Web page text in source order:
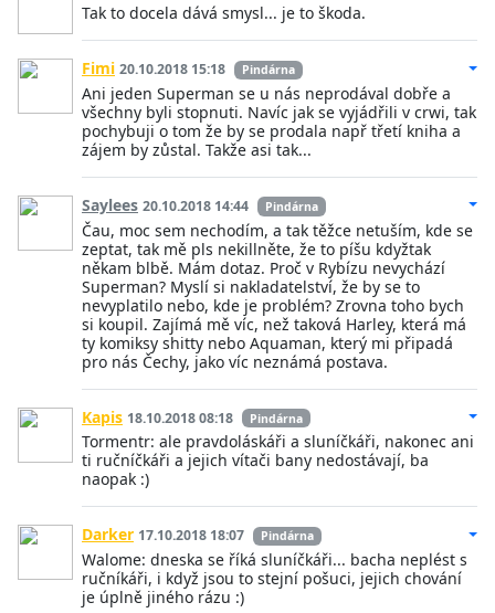
Tak to docela dává smysl... je to škoda.
Fimi 20.10.2018 15:18 Pindárna
Ani jeden Superman se u nás neprodával dobře a
všechny byli stopnuti. Navíc jak se vyjádřili v crwi, tak
pochybuji o tom že by se prodala např třetí kniha a
zájem by zůstal. Takže asi tak...
Saylees 20.10.2018 14:44 Pindárna
Čau, moc sem nechodím, a tak těžce netuším, kde se
zeptat, tak mě pls nekillněte, že to píšu kdyžtak
někam blbě. Mám dotaz. Proč v Rybízu nevychází
Superman? Myslí si nakladatelství, že by se to
nevyplatilo nebo, kde je problém? Zrovna toho bych
si koupil. Zajímá mě víc, než taková Harley, která má
ty komiksy shitty nebo Aquaman, který mi připadá
pro nás Čechy, jako víc neznámá postava.
Kapis 18.10.2018 08:18 Pindárna
Tormentr: ale pravdoláskáři a sluníčkáři, nakonec ani
ti ručníčkáři a jejich vítači bany nedostávají, ba
naopak :)
Darker 17.10.2018 18:07 Pindárna
Walome: dneska se říká sluníčkáři... bacha neplést s
ručníkáři, i když jsou to stejní pošuci, jejich chování
je úplně jiného rázu :)